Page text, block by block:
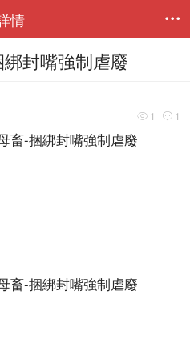
情 
綁封嘴強制虐廢
 1  1
畜-捆綁封嘴強制虐廢
畜-捆綁封嘴強制虐廢